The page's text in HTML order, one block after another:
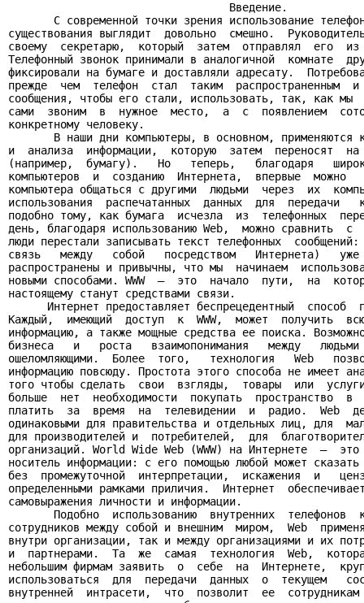
                                  Введение.
С современной точки зрения использование
существования выглядит  довольно  смешно.
своему  секретарю,  который  затем  отправлял  его  из
Телефонный звонок принимали в аналогичной  комнате
фиксировали на бумаге и доставляли адресату.
прежде  чем  телефон  стал  таким  распространенным
сообщения, чтобы его стали, использовать, так, как мы
сами  звоним  в  нужное  место,  а  с  появлением
конкретному человеку.
В наши дни компьютеры, в основном, применяются
и  анализа  информации,  которую  затем  переносят  на
(например,  бумагу).   Но   теперь,   благодаря
компьютеров  и  созданию  Интернета,  впервые  можно
компьютера общаться с другими  людьми  через  их
использования  распечатанных  данных  для  передачи
подобно тому, как бумага  исчезла  из  телефонных
день, благодаря использованию Web,  можно сравнить
люди перестали записывать текст телефонных
связь   между   собой   посредством   Интернета)
распространены и привычны, что мы  начинаем
новыми способами. WWW  –  это  начало  пути,  на
настоящему станут средствами связи.
Интернет предоставляет беспрецедентный  способ
Каждый,  имеющий  доступ  к  WWW,  может  получить
информацию, а также мощные средства ее поиска.
бизнеса   и   роста   взаимопонимания   между
ошеломляющими.  Более  того,   технология   Web
информацию повсюду. Простота этого способа не имеет
того чтобы сделать  свои  взгляды,  товары  или
больше  нет  необходимости  покупать  пространство
платить  за  время  на  телевидении  и  радио.  Web
одинаковыми для правительства и отдельных лиц, для
для производителей и  потребителей,  для
организаций. World Wide Web (WWW) на Интернете  –
носитель информации: с его помощью любой может
без  промежуточной  интерпретации,  искажения  и
определенными рамками приличия.  Интернет
самовыражения личности и информации.
Подобно  использованию  внутренних  телефонов
сотрудников между собой и внешним  миром,  Web
внутри организации, так и между организациями и их
и  партнерами.  Та  же  самая  технология  Web,
небольшим фирмам заявить  о  себе  на  Интернете,
использоваться  для  передачи  данных  о  текущем
внутренней  интрасети,  что  позволит  ее